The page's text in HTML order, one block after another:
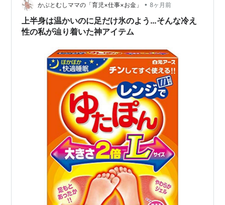
あれはきっと「気絶」だったのだと思う。ベットに横に
なると同時に意識なかったし。 そのかわりといっては何
ですが、中途覚醒はあります。それは毎日…
かぶとむしママの「育児×仕事×お金」 • 8ヶ月前
上半身は温かいのに足だけ氷のよう…そんな冷え
性の私が辿り着いた神アイテム